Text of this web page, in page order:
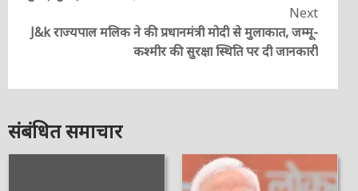
Next
J&k राज्यपाल मलिक ने की प्रधानमंत्री मोदी से मुलाकात, जम्मू-
कश्मीर की सुरक्षा स्थिति पर दी जानकारी
संबंधित समाचार